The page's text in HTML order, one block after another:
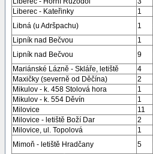
Liberec - Kateřinky
1
Libná (u Adršpachu)
1
Lipník nad Bečvou
1
Lipník nad Bečvou
9
Mariánské Lázně - Skláře, letiště
4
Maxičky (severně od Děčína)
2
Mikulov - k. 458 Stolová hora
1
Mikulov - k. 554 Děvín
1
Milovice
11
Milovice - letiště Boží Dar
2
Milovice, ul. Topolová
1
Mimoň - letiště Hradčany
5